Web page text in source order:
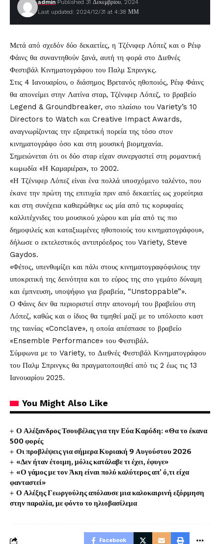
Last updated: 2024/12/31 at 4:38 ΜΜ
admin Published 31 Δεκεμβρίου, 2024
Μετά από σχεδόν δύο δεκαετίες, η Τζένιφερ Λόπεζ και ο Ρέιφ
Φάινς θα συναντηθούν ξανά, αυτή τη φορά στο Διεθνές
Φεστιβάλ Κινηματογράφου του Παλμ Σπρινγκς.
Στις 4 Ιανουαρίου, ο διάσημος Βρετανός ηθοποιός, Ρέιφ Φάινς
θα απονείμει στην Λατίνα σταρ, Τζένιφερ Λόπεζ, το βραβείο
Legend & Groundbreaker, στο πλαίσιο του Variety’s 10
Directors to Watch και Creative Impact Awards,
αναγνωρίζοντας την εξαιρετική πορεία της τόσο στον
κινηματογράφο όσο και στη μουσική βιομηχανία.
Σημειώνεται ότι οι δύο σταρ είχαν συνεργαστεί στη ρομαντική
κωμωδία «Η Καμαριέρα», το 2002.
«Η Τζένιφερ Λόπεζ είναι ένα πολλά υποσχόμενο ταλέντο, που
έκανε την πρώτη της επιτυχία πριν από δεκαετίες ως χορεύτρια
και στη συνέχεια καθιερώθηκε ως μία από τις κορυφαίες
καλλιτέχνιδες του μουσικού χώρου και μία από τις πιο
δημοφιλείς και καταξιωμένες ηθοποιούς του κινηματογράφου»,
δήλωσε ο εκτελεστικός αντιπρόεδρος του Variety, Steve
Gaydos.
«Φέτος, υπενθυμίζει και πάλι στους κινηματογραφόφιλους την
υποκριτική της δεινότητα και το εύρος της στο γεμάτο δύναμη
και έμπνευση, υποψήφιο για βραβεία, “Unstoppable”».
Ο Φάινς δεν θα περιοριστεί στην απονομή του βραβείου στη
Λόπεζ, καθώς και ο ίδιος θα τιμηθεί μαζί με το υπόλοιπο καστ
της ταινίας «Conclave», η οποία απέσπασε το βραβείο
«Ensemble Performance» του Φεστιβάλ.
Σύμφωνα με το Variety, το Διεθνές Φεστιβάλ Κινηματογράφου
του Παλμ Σπρινγκς θα πραγματοποιηθεί από τις 2 έως τις 13
Ιανουαρίου 2025.
You Might Also Like
Ο Αλέξανδρος Τσουβέλας για την Εύα Καρύδη: «Θα το έκανα
500 φορές
Οι προβλέψεις για σήμερα Κυριακή 9 Αυγούστου 2026
«Δεν ήταν έτοιμη, μόλις κατάλαβε τι έχει, έφυγε»
«Ο γάμος με τον Άκη είναι πολύ καλύτερος απ’ ό,τι είχα
φανταστεί»
Ο Αλέξης Γεωργούλης απόλαυσε μια καλοκαιρινή εξόρμηση
στην παραλία, με φόντο το ηλιοβασίλεμα
Facebook